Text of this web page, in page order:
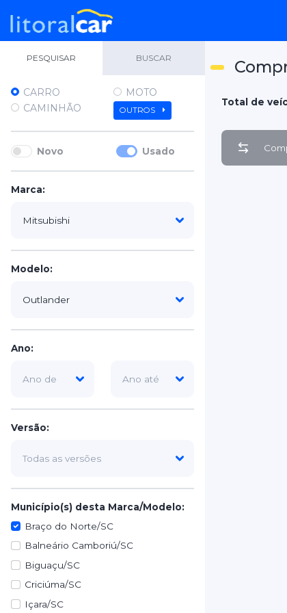
PESQUISAR BUSCAR
CARRO
MOTO
CAMINHÃO
OUTROS
Novo Usado
Marca:
Modelo:
Ano:
Versão:
Município(s) desta Marca/Modelo:
Braço do Norte/SC
Balneário Camboriú/SC
Biguaçu/SC
Criciúma/SC
Içara/SC
Total de